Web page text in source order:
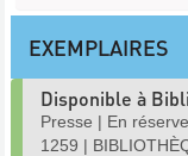
EXEMPLAIRES
Disponible à
Presse | En
1259 |